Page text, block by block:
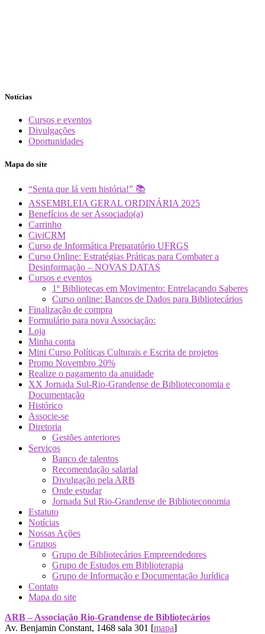
Notícias
Cursos e eventos
Divulgações
Oportunidades
Mapa do site
“Senta que lá vem história!” 📚
ASSEMBLEIA GERAL ORDINÁRIA 2025
Benefícios de ser Associado(a)
Carrinho
CiviCRM
Curso de Informática Preparatório UFRGS
Curso Online: Estratégias Práticas para Combater a
Desinformação – NOVAS DATAS
Cursos e eventos
1º Bibliotecas em Movimento: Entrelaçando Saberes
Curso online: Bancos de Dados para Bibliotecários
Finalização de compra
Formulário para nova Associação:
Loja
Minha conta
Mini Curso Políticas Culturais e Escrita de projetos
Promo Novembro 20%
Realize o pagamento da anuidade
XX Jornada Sul-Rio-Grandense de Biblioteconomia e
Documentação
Histórico
Associe-se
Diretoria
Gestões anteriores
Serviços
Banco de talentos
Recomendação salarial
Divulgação pela ARB
Onde estudar
Jornada Sul Rio-Grandense de Biblioteconomia
Estatuto
Notícias
Nossas Ações
Grupos
Grupo de Bibliotecários Empreendedores
Grupo de Estudos em Biblioterapia
Grupo de Informação e Documentação Jurídica
Contato
Mapa do site
ARB – Associação Rio-Grandense de Bibliotecários
Av. Benjamin Constant, 1468 sala 301 [mapa]